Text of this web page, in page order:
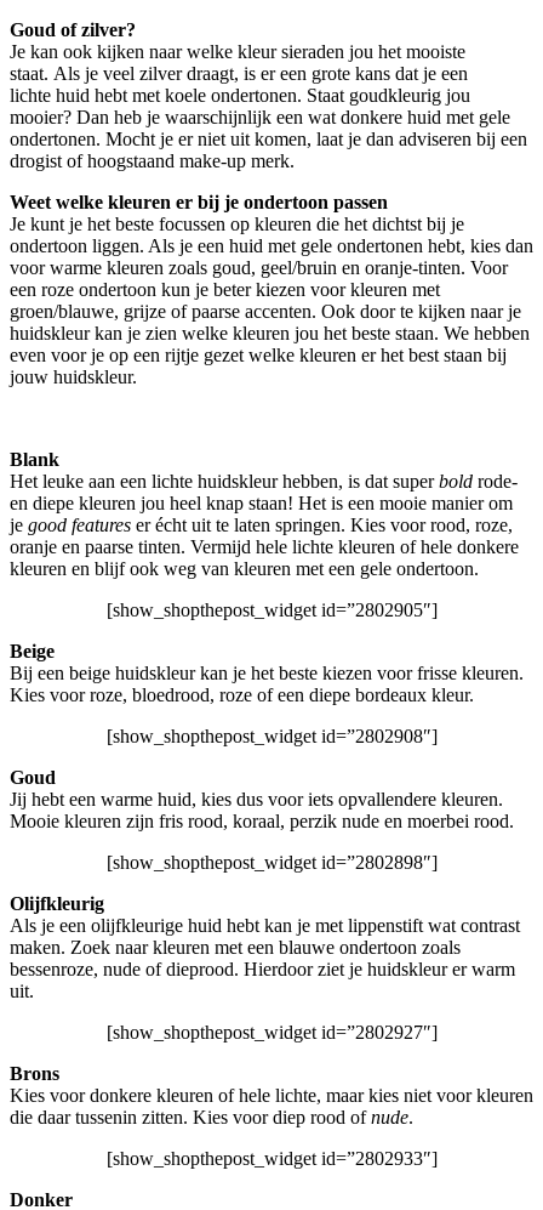
Goud of zilver?
Je kan ook kijken naar welke kleur sieraden jou het mooiste
staat. Als je veel zilver draagt, is er een grote kans dat je een
lichte huid hebt met koele ondertonen. Staat goudkleurig jou
mooier? Dan heb je waarschijnlijk een wat donkere huid met gele
ondertonen. Mocht je er niet uit komen, laat je dan adviseren bij een
drogist of hoogstaand make-up merk.
Weet welke kleuren er bij je ondertoon passen
Je kunt je het beste focussen op kleuren die het dichtst bij je
ondertoon liggen. Als je een huid met gele ondertonen hebt, kies dan
voor warme kleuren zoals goud, geel/bruin en oranje-tinten. Voor
een roze ondertoon kun je beter kiezen voor kleuren met
groen/blauwe, grijze of paarse accenten. Ook door te kijken naar je
huidskleur kan je zien welke kleuren jou het beste staan. We hebben
even voor je op een rijtje gezet welke kleuren er het best staan bij
jouw huidskleur.
Blank
Het leuke aan een lichte huidskleur hebben, is dat superbold rode-
en diepe kleuren jou heel knap staan! Het is een mooie manier om
je good features er écht uit te laten springen. Kies voor rood, roze,
oranje en paarse tinten. Vermijd hele lichte kleuren of hele donkere
kleuren en blijf ook weg van kleuren met een gele ondertoon.
[show_shopthepost_widget id=”2802905″]
Beige
Bij een beige huidskleur kan je het beste kiezen voor frisse kleuren.
Kies voor roze, bloedrood, roze of een diepe bordeaux kleur.
[show_shopthepost_widget id=”2802908″]
Goud
Jij hebt een warme huid, kies dus voor iets opvallendere kleuren.
Mooie kleuren zijn fris rood, koraal, perzik nude en moerbei rood.
[show_shopthepost_widget id=”2802898″]
Olijfkleurig
Als je een olijfkleurige huid hebt kan je met lippenstift wat contrast
maken. Zoek naar kleuren met een blauwe ondertoon zoals
bessenroze, nude of dieprood. Hierdoor ziet je huidskleur er warm
uit.
[show_shopthepost_widget id=”2802927″]
Brons
Kies voor donkere kleuren of hele lichte, maar kies niet voor kleuren
die daar tussenin zitten. Kies voor diep rood ofnude.
[show_shopthepost_widget id=”2802933″]
Donker